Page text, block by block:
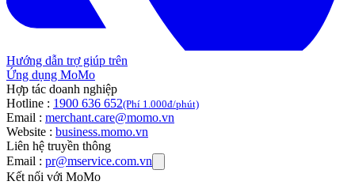
Hướng dẫn trợ giúp trên
Ứng dụng MoMo
Hợp tác doanh nghiệp
Hotline : 1900 636 652(Phí 1.000đ/phút)
Email : merchant.care@momo.vn
Website : business.momo.vn
Liên hệ truyền thông
Email : pr@mservice.com.vn
Kết nối với MoMo